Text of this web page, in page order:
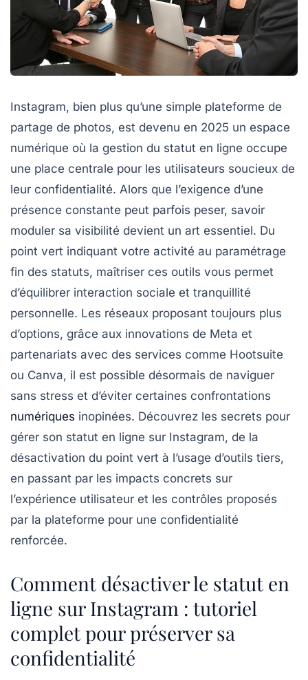
Instagram, bien plus qu’une simple plateforme de
partage de photos, est devenu en 2025 un espace
numérique où la gestion du statut en ligne occupe
une place centrale pour les utilisateurs soucieux de
leur confidentialité. Alors que l’exigence d’une
présence constante peut parfois peser, savoir
moduler sa visibilité devient un art essentiel. Du
point vert indiquant votre activité au paramétrage
fin des statuts, maîtriser ces outils vous permet
d’équilibrer interaction sociale et tranquillité
personnelle. Les réseaux proposant toujours plus
d’options, grâce aux innovations de Meta et
partenariats avec des services comme Hootsuite
ou Canva, il est possible désormais de naviguer
sans stress et d’éviter certaines confrontations
numériques inopinées. Découvrez les secrets pour
gérer son statut en ligne sur Instagram, de la
désactivation du point vert à l’usage d’outils tiers,
en passant par les impacts concrets sur
l’expérience utilisateur et les contrôles proposés
par la plateforme pour une confidentialité
renforcée.
Comment désactiver le statut en
ligne sur Instagram : tutoriel
complet pour préserver sa
confidentialité